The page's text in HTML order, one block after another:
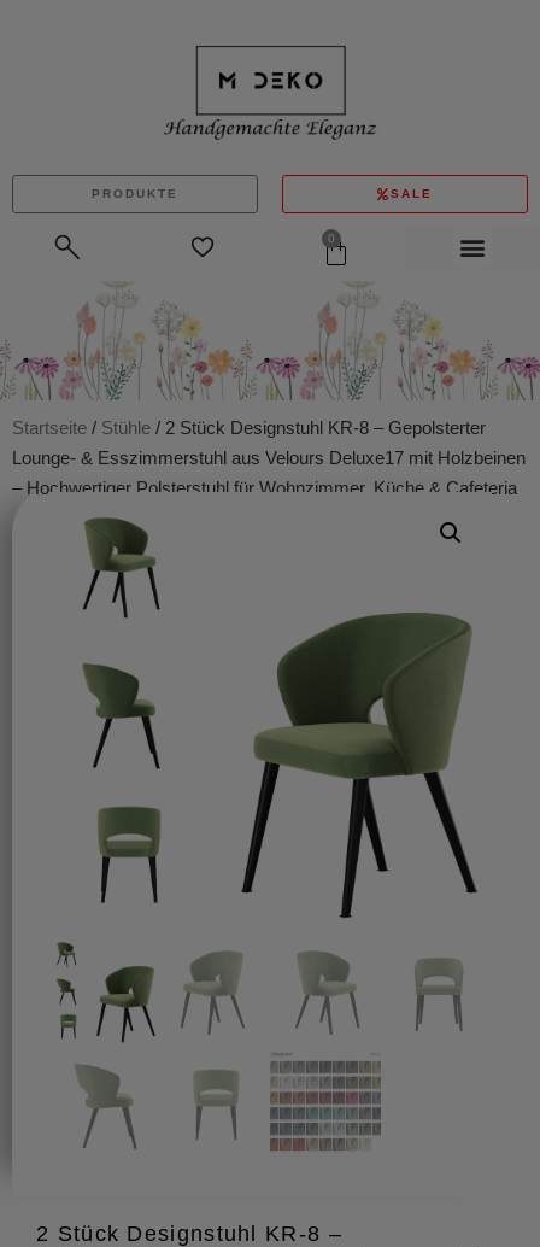
PRODUKTE SALE
0
Startseite / Stühle / 2 Stück Designstuhl KR-8 – Gepolsterter
Lounge- & Esszimmerstuhl aus Velours Deluxe17 mit Holzbeinen
– Hochwertiger Polsterstuhl für Wohnzimmer, Küche & Cafeteria
2 Stück Designstuhl KR-8 –